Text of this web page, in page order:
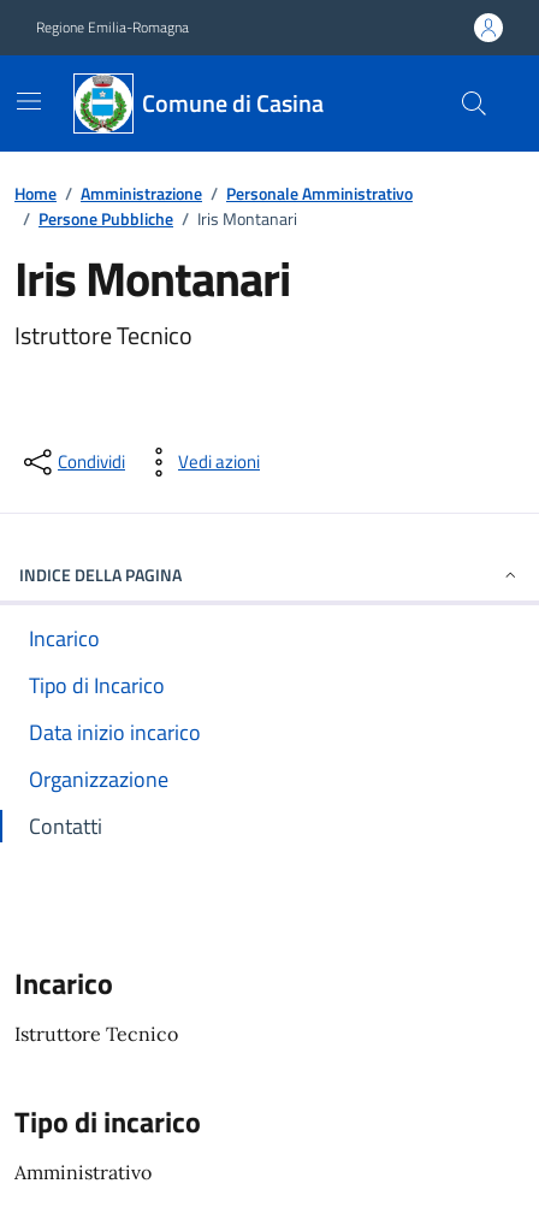
Regione Emilia-Romagna
Comune di Casina
Home / Amministrazione / Personale Amministrativo
/ Persone Pubbliche / Iris Montanari
Iris Montanari
Istruttore Tecnico
Condividi Vedi azioni
INDICE DELLA PAGINA
Incarico
Tipo di Incarico
Data inizio incarico
Organizzazione
Contatti
Incarico
Istruttore Tecnico
Tipo di incarico
Amministrativo